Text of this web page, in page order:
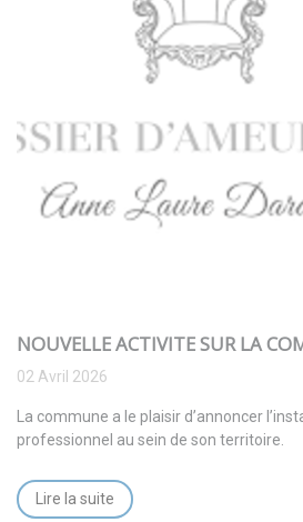
NOUVELLE ACTIVITE SUR LA
02 Avril 2026
La commune a le plaisir d’annoncer
professionnel au sein de son territoire.
Lire la suite